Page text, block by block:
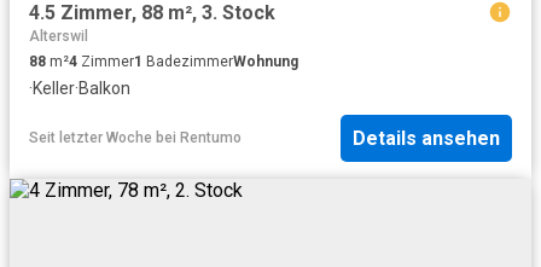
4.5 Zimmer, 88 m², 3. Stock
Alterswil
88 m²4 Zimmer1 BadezimmerWohnung
·Keller·Balkon
Seit letzter Woche bei Rentumo Details ansehen